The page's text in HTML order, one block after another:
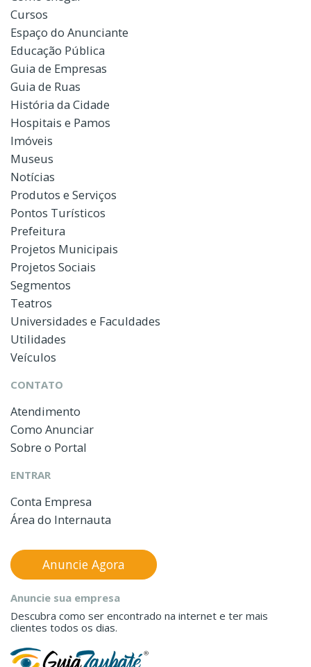
Cursos
Espaço do Anunciante
Educação Pública
Guia de Empresas
Guia de Ruas
História da Cidade
Hospitais e Pamos
Imóveis
Museus
Notícias
Produtos e Serviços
Pontos Turísticos
Prefeitura
Projetos Municipais
Projetos Sociais
Segmentos
Teatros
Universidades e Faculdades
Utilidades
Veículos
CONTATO
Atendimento
Como Anunciar
Sobre o Portal
ENTRAR
Conta Empresa
Área do Internauta
Anuncie sua empresa
Descubra como ser encontrado na internet e ter mais
clientes todos os dias.
Anuncie Agora